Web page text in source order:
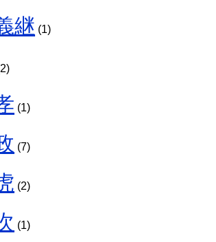
継 (1)
(1)
(7)
(2)
(1)